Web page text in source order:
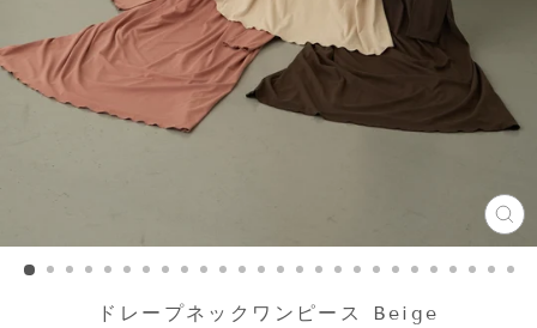
ドレープネックワンピース Beige